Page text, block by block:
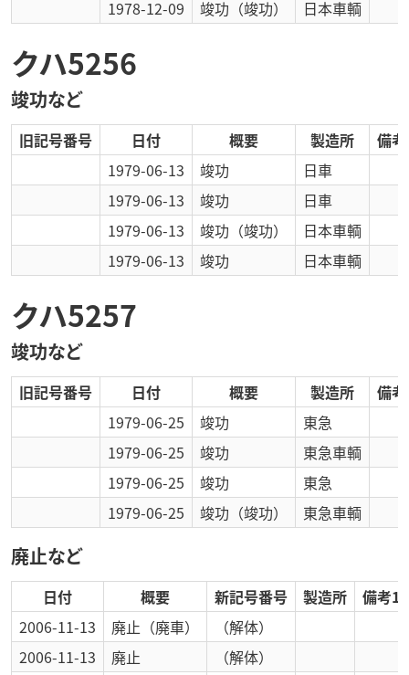
1978-12-09
竣功 （竣功） 日本車輌
クハ5256
竣功など
旧記号番号 日付 概要 製造所
備
1979-06-13
竣功
日車
1979-06-13
竣功
日車
1979-06-13
竣功 （竣功）
日本車輌
1979-06-13
竣功 日本車輌
クハ5257
竣功など
旧記号番号 日付 概要 製造所
備
1979-06-25
竣功
東急
1979-06-25
竣功
東急車輌
1979-06-25
竣功
東急
1979-06-25
竣功 （竣功） 東急車輌
廃止など
日付 概要 新記号番号 製造所
備考1
2006-11-13
廃止 （廃車）
（解体）
2006-11-13
廃止
（解体）